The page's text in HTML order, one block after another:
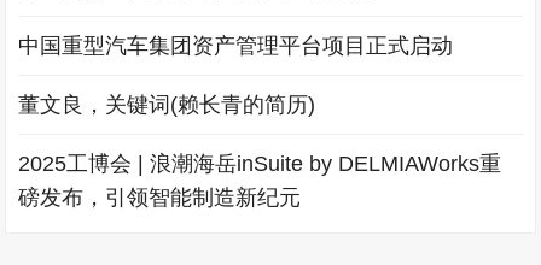
中国重型汽车集团资产管理平台项目正式启动
董文良，关键词(赖长青的简历)
2025工博会 | 浪潮海岳inSuite by DELMIAWorks重
磅发布，引领智能制造新纪元